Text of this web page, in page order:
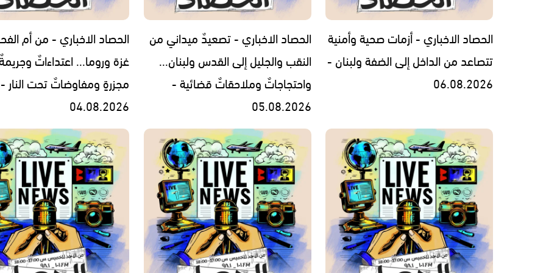
الحصاد الاخباري - أزمات صحية وأمنية
تتصاعد من الداخل إلى الضفة ولبنان -
06.08.2026
الحصاد الاخباري - تصعيدٌ ميداني من
النقب والجليل إلى القدس ولبنان...
واحتجاجاتٌ وملاحقاتٌ قضائية -
05.08.2026
الحصاد الاخباري - من أم
غزة وروما... اعتداءاتٌ
مجزرةٍ ومفاوضاتٌ تحت النار -
04.08.2026